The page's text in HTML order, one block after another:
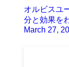
オルビスユ
分と効果を
March 27,